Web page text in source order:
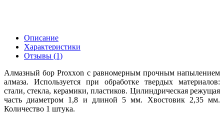
Описание
Характеристики
Отзывы (1)
Алмазный бор Proxxon с равномерным прочным напылением
алмаза. Используется при обработке твердых материалов:
стали, стекла, керамики, пластиков. Цилиндрическая режущая
часть диаметром 1,8 и длиной 5 мм. Хвостовик 2,35 мм.
Количество 1 штука.